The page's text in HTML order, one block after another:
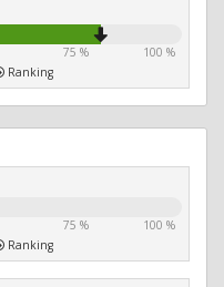
75 %
100 %
Ranking
75 %
100 %
Ranking